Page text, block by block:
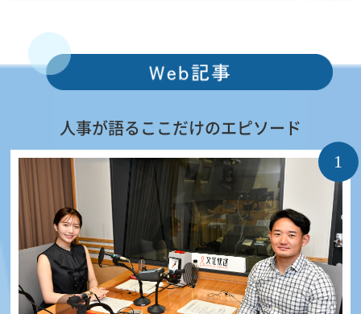
人事が語るここだけのエピソード
1